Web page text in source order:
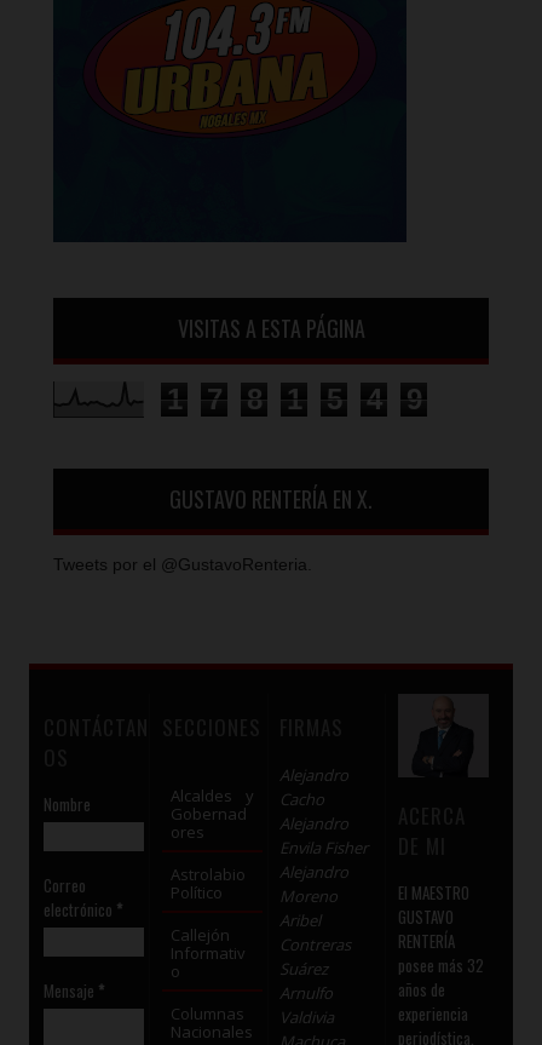
VISITAS A ESTA PÁGINA
1 7 8 1 5 4 9
GUSTAVO RENTERÍA EN X.
Tweets por el @GustavoRenteria.
Nombre
Correo
electrónico *
Mensaje *
Alcaldes y
Gobernad
ores
Astrolabio
Político
Callejón
Informativ
o
Columnas
Nacionales
Alejandro
Cacho
Alejandro
Envila Fisher
Alejandro
Moreno
Aribel
Contreras
Suárez
Arnulfo
Valdivia
El MAESTRO
GUSTAVO
RENTERÍA
posee más 32
años de
experiencia
periodística.